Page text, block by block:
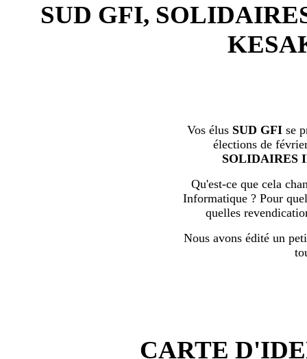
SUD GFI,
Vos élus SUD GFI se
élections de
SOLIDAIRES
Qu'est-ce que cela
Informatique ? Pour
quelles
Nous avons édité un
CARTE